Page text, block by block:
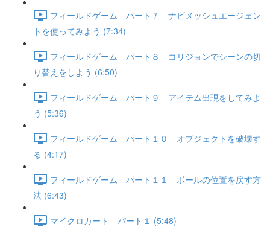
フィールドゲーム パート７ ナビメッシュエージェン
トを使ってみよう (7:34)
フィールドゲーム パート８ コリジョンでシーンの切
り替えをしよう (6:50)
フィールドゲーム パート９ アイテム出現をしてみよ
う (5:36)
フィールドゲーム パート１０ オブジェクトを破壊す
る (4:17)
フィールドゲーム パート１１ ボールの位置を戻す方
法 (6:43)
マイクロカート パート１ (5:48)